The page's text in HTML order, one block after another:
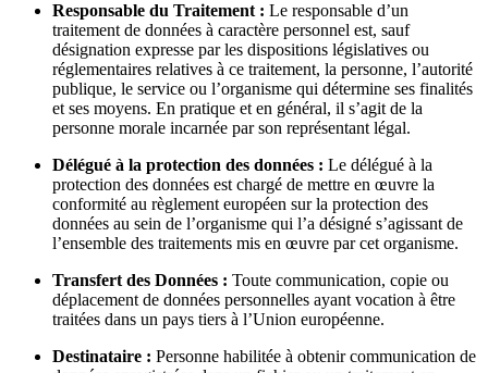
Responsable du Traitement : Le responsable d’un
traitement de données à caractère personnel est, sauf
désignation expresse par les dispositions législatives ou
réglementaires relatives à ce traitement, la personne, l’autorité
publique, le service ou l’organisme qui détermine ses finalités
et ses moyens. En pratique et en général, il s’agit de la
personne morale incarnée par son représentant légal.
Délégué à la protection des données : Le délégué à la
protection des données est chargé de mettre en œuvre la
conformité au règlement européen sur la protection des
données au sein de l’organisme qui l’a désigné s’agissant de
l’ensemble des traitements mis en œuvre par cet organisme.
Transfert des Données : Toute communication, copie ou
déplacement de données personnelles ayant vocation à être
traitées dans un pays tiers à l’Union européenne.
Destinataire : Personne habilitée à obtenir communication de